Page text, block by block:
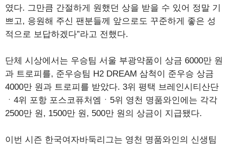
였다. 그만큼 간절하게 원했던 상을 받을 수 있어 정말 기
쁘고, 응원해 주신 팬분들께 앞으로도 꾸준하게 좋은 성
적으로 보답하겠다”라고 전했다.
단체 시상에서는 우승팀 서울 부광약품이 상금 6000만 원
과 트로피를, 준우승팀 H2 DREAM 삼척이 준우승 상금
4000만 원과 트로피를 받았다. 3위 평택 브레인시티산단
ㆍ4위 포항 포스코퓨처엠ㆍ5위 영천 명품와인에는 각각
2500만 원, 1500만 원, 500만 원의 상금이 지급됐다.
이번 시즌 한국여자바둑리그는 영천 명품와인의 신생팀